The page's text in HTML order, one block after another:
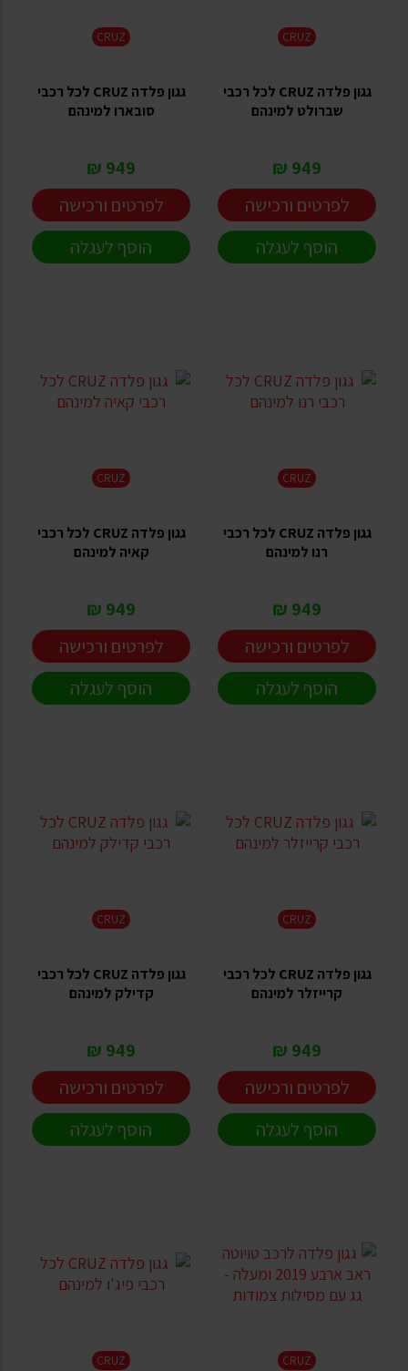
CRUZ
גגון פלדה CRUZ לכל רכבי
שברולט למינהם
949 ₪
לפרטים ורכישה
הוסף לעגלה
CRUZ
גגון פלדה CRUZ לכל רכבי
סובארו למינהם
949 ₪
לפרטים ורכישה
הוסף לעגלה
CRUZ
גגון פלדה CRUZ לכל רכבי
רנו למינהם
949 ₪
לפרטים ורכישה
הוסף לעגלה
CRUZ
גגון פלדה CRUZ לכל רכבי
קאיה למינהם
949 ₪
לפרטים ורכישה
הוסף לעגלה
CRUZ
גגון פלדה CRUZ לכל רכבי
קרייזלר למינהם
949 ₪
לפרטים ורכישה
הוסף לעגלה
CRUZ
גגון פלדה CRUZ לכל רכבי
קדילק למינהם
949 ₪
לפרטים ורכישה
הוסף לעגלה
CRUZ
CRUZ